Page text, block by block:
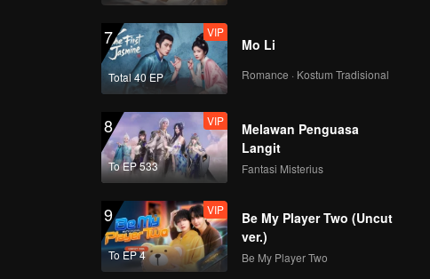
7
Total 40 EP
VIP
Mo Li
Romance · Kostum Tradisional
8
To EP 533
VIP
Melawan Penguasa
Langit
Fantasi Misterius
9
To EP 4
VIP
Be My Player Two (Uncut
ver.)
Be My Player Two